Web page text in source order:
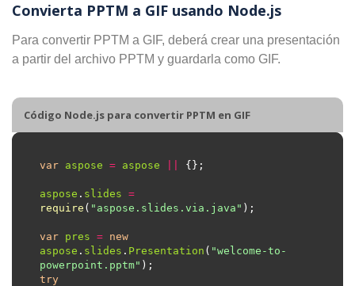
Convierta PPTM a GIF usando Node.js
Para convertir PPTM a GIF, deberá crear una presentación
a partir del archivo PPTM y guardarla como GIF.
Código Node.js para convertir PPTM en GIF
var aspose = aspose
aspose . slides =
require ( "aspose.slides.via.java"
var pres = new
aspose . slides . Presentation ( "welcome-to-
powerpoint.pptm"
try